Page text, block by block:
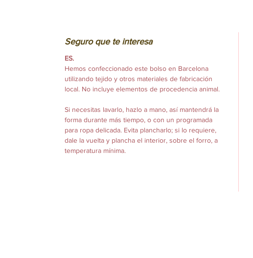
Seguro que te interesa
ES.
Hemos confeccionado este bolso en Barcelona
utilizando tejido y otros materiales de fabricación
local. No incluye elementos de procedencia animal.
Si necesitas lavarlo, hazlo a mano, así mantendrá la
forma durante más tiempo, o con un programada
para ropa delicada. Evita plancharlo; si lo requiere,
dale la vuelta y plancha el interior, sobre el forro, a
temperatura mínima.